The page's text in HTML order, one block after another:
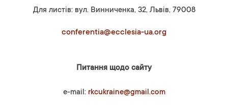
Для листів: вул. Винниченка, 32, Львів, 79008
conferentia@ecclesia-ua.org
Питання щодо сайту
e-mail: rkcukraine@gmail.com